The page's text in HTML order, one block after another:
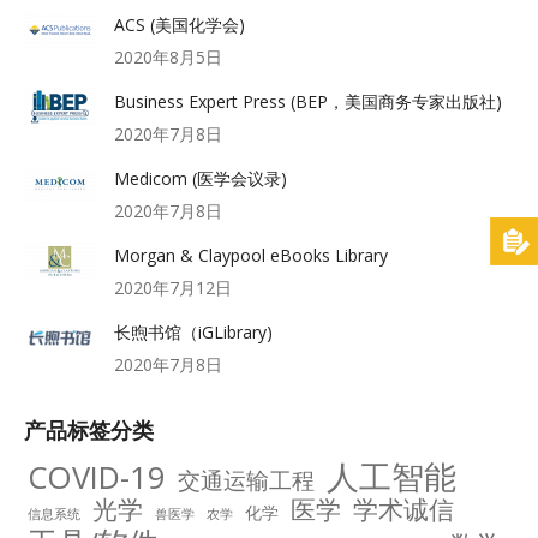
ACS (美国化学会)
2020年8月5日
Business Expert Press (BEP，美国商务专家出版社)
2020年7月8日
Medicom (医学会议录)
2020年7月8日
Morgan & Claypool eBooks Library
2020年7月12日
长煦书馆（iGLibrary)
2020年7月8日
产品标签分类
COVID-19 交通运输工程 人工智能
信息系统 光学 兽医学 农学 化学 医学 学术诚信